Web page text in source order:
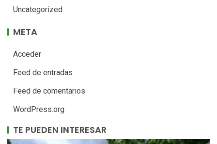
Uncategorized
META
Acceder
Feed de entradas
Feed de comentarios
WordPress.org
TE PUEDEN INTERESAR